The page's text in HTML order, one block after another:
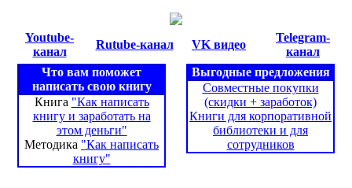
Youtube-
канал
Rutube-канал VK видео
Telegram-
канал
Что вам поможет
написать свою книгу
Книга "Как написать
книгу и заработать на
этом деньги"
Методика "Как написать
книгу"
Выгодные предложения
Совместные покупки
(скидки + заработок)
Книги для корпоративной
библиотеки и для
сотрудников